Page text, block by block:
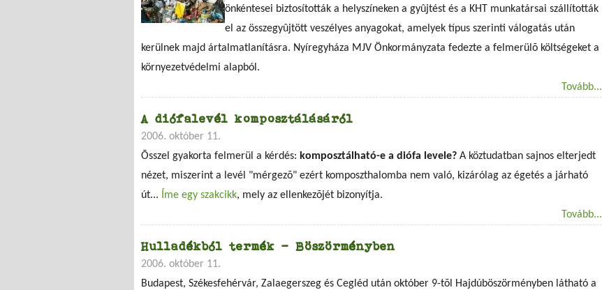
önkéntesei biztosították a helyszíneken a gyûjtést és a KHT munkatársai szállították
el az összegyûjtött veszélyes anyagokat, amelyek típus szerinti válogatás után
kerülnek majd ártalmatlanításra. Nyíregyháza MJV Önkormányzata fedezte a felmerülõ költségeket a
környezetvédelmi alapból.
Tovább...
A diófalevél komposztálásáról
2006. október 11.
Õsszel gyakorta felmerül a kérdés: komposztálható-e a diófa levele? A köztudatban sajnos elterjedt
nézet, miszerint a levél "mérgezõ" ezért komposzthalomba nem való, kizárólag az égetés a járható
út...
Íme egy szakcikk, mely az ellenkezõjét bizonyítja.
Tovább...
Hulladékból termék - Böszörményben
2006. október 11.
Budapest, Székesfehérvár, Zalaegerszeg és Cegléd után október 9-tõl Hajdúböszörményben látható a